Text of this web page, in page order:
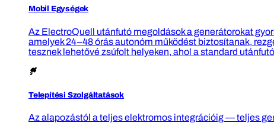
Mobil Egységek
Az ElectroQuell utánfutó megoldások a generátorokat
amelyek 24–48 órás autonóm működést biztosítanak,
tesznek lehetővé zsúfolt helyeken, ahol a standard
Telepítési Szolgáltatások
Az alapozástól a teljes elektromos integrációig — teljes